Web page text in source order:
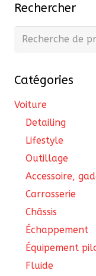
Rechercher
Recherche
Catégories
Voiture
Detailing
Lifestyle
Outillage
Accessoire,
Carrosserie
Châssis
Échappement
Équipement
Fluide